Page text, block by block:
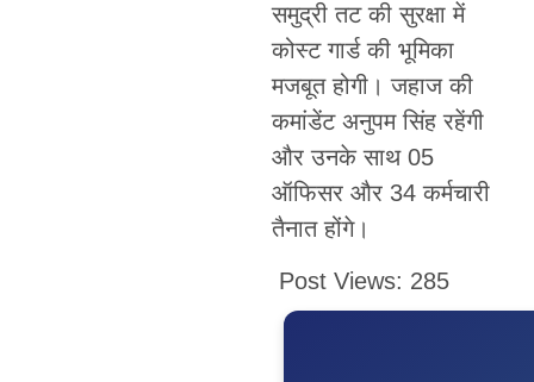
समुद्री तट की सुरक्षा में
कोस्ट गार्ड की भूमिका
मजबूत होगी। जहाज की
कमांडेंट अनुपम सिंह रहेंगी
और उनके साथ 05
ऑफिसर और 34 कर्मचारी
तैनात होंगे।
Post Views: 285